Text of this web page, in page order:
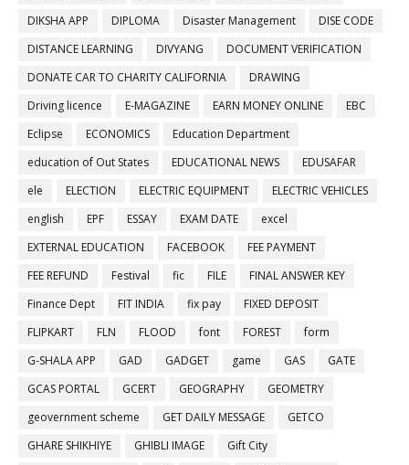
DIKSHA APP
DIPLOMA Disaster Management
DISE CODE
DISTANCE LEARNING
DIVYANG
DOCUMENT VERIFICATION
DONATE CAR TO CHARITY CALIFORNIA
DRAWING
Driving licence
E-MAGAZINE EARN MONEY ONLINE
EBC
Eclipse
ECONOMICS
Education Department
education of Out States
EDUCATIONAL NEWS
EDUSAFAR
ele
ELECTION ELECTRIC EQUIPMENT
ELECTRIC VEHICLES
english
EPF ESSAY EXAM DATE
excel
EXTERNAL EDUCATION
FACEBOOK
FEE PAYMENT
FEE REFUND
Festival fic FILE
FINAL ANSWER KEY
Finance Dept
FIT INDIA fix pay
FIXED DEPOSIT
FLIPKART
FLN FLOOD font FOREST
form
G-SHALA APP
GAD GADGET game GAS
GATE
GCAS PORTAL
GCERT GEOGRAPHY
GEOMETRY
geovernment scheme
GET DAILY MESSAGE
GETCO
GHARE SHIKHIYE
GHIBLI IMAGE
Gift City